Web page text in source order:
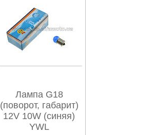
Лампа G18
(поворот, габарит)
12V 10W (синяя)
YWL